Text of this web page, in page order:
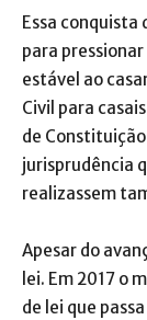
Essa conquista
para
estável ao
Civil para
de Constituição
jurisprudência
realizassem
Apesar do
lei. Em 2017 o
de lei que